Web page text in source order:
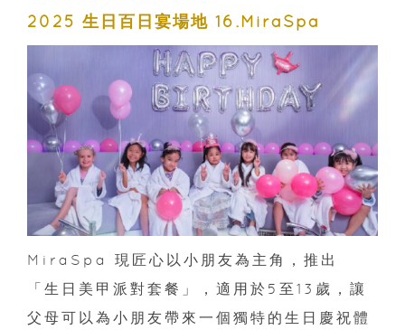
2025 生日百日宴場地 16.MiraSpa
MiraSpa 現匠心以小朋友為主角，推出
「生日美甲派對套餐」，適用於5至13歲，讓
父母可以為小朋友帶來一個獨特的生日慶祝體